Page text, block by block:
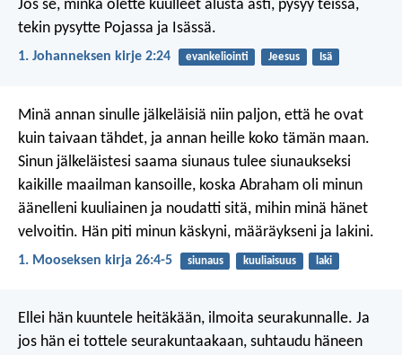
Jos se, minkä olette kuulleet alusta asti, pysyy teissä,
tekin pysytte Pojassa ja Isässä.
1. Johanneksen kirje 2:24 evankeliointi Jeesus Isä
Minä annan sinulle jälkeläisiä niin paljon, että he ovat
kuin taivaan tähdet, ja annan heille koko tämän maan.
Sinun jälkeläistesi saama siunaus tulee siunaukseksi
kaikille maailman kansoille, koska Abraham oli minun
äänelleni kuuliainen ja noudatti sitä, mihin minä hänet
velvoitin. Hän piti minun käskyni, määräykseni ja lakini.
1. Mooseksen kirja 26:4-5 siunaus kuuliaisuus laki
Ellei hän kuuntele heitäkään, ilmoita seurakunnalle. Ja
jos hän ei tottele seurakuntaakaan, suhtaudu häneen